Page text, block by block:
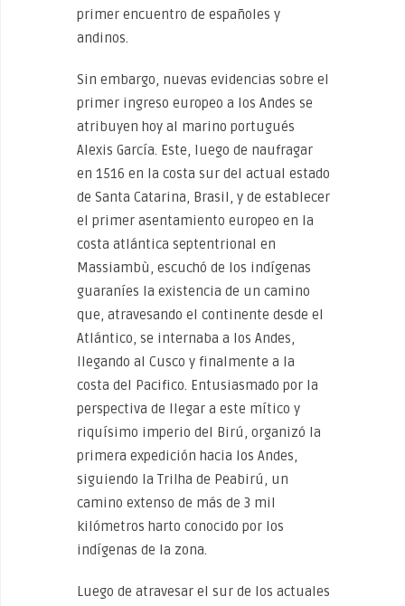
primer encuentro de españoles y
andinos.
Sin embargo, nuevas evidencias sobre el
primer ingreso europeo a los Andes se
atribuyen hoy al marino portugués
Alexis García. Este, luego de naufragar
en 1516 en la costa sur del actual estado
de Santa Catarina, Brasil, y de establecer
el primer asentamiento europeo en la
costa atlántica septentrional en
Massiambù, escuchó de los indígenas
guaraníes la existencia de un camino
que, atravesando el continente desde el
Atlántico, se internaba a los Andes,
llegando al Cusco y finalmente a la
costa del Pacifico. Entusiasmado por la
perspectiva de llegar a este mítico y
riquísimo imperio del Birú, organizó la
primera expedición hacia los Andes,
siguiendo la Trilha de Peabirú, un
camino extenso de más de 3 mil
kilómetros harto conocido por los
indígenas de la zona.
Luego de atravesar el sur de los actuales